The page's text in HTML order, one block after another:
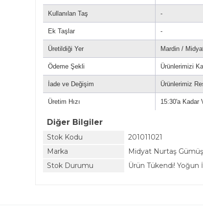
Kullanılan Taş -
Ek Taşlar -
Üretildiği Yer Mardin /
Ödeme Şekli Ürünlerimizi
İade ve Değişim Ürünlerimiz
Üretim Hızı 15:30'a Kadar
Diğer Bilgiler
Stok Kodu
201011021
Marka
Midyat Nurtaş Gümüş
Stok Durumu
Ürün Tükendi! Yoğun